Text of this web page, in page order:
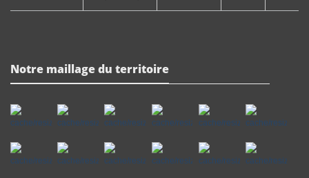
Notre maillage du territoire